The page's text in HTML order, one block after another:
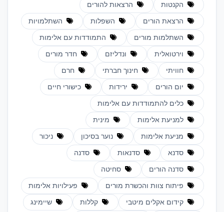
הקנטות הרצאות להורים
הרצאת הורים השפלות השתלמויות
השתלמות מורים התמודדות עם אלימות
וירטואלית ונדליזם חדר מורים
חוויתי חינוך חברתי חרם
יום הורים ירידות כישורי חיים
כלים להתמודדות עם אלימות
למניעת אלימות מינית
מניעת אלימות נוער בסיכון ניכור
סדנא סדנאות סדנה
סדנה הורים סחיטה
פיתוח צוות והכשרת מורים פעילויות אלימות
קידום אקלים מיטבי קללות שיימינג